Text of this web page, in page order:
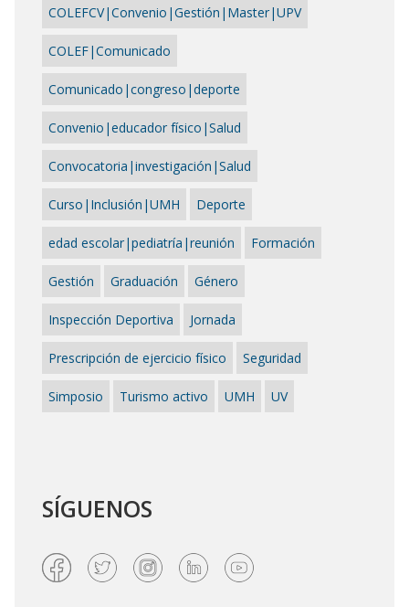
COLEFCV|Convenio|Gestión|Master|UPV
COLEF|Comunicado
Comunicado|congreso|deporte
Convenio|educador físico|Salud
Convocatoria|investigación|Salud
Curso|Inclusión|UMH Deporte
edad escolar|pediatría|reunión Formación
Gestión Graduación Género
Inspección Deportiva Jornada
Prescripción de ejercicio físico Seguridad
Simposio Turismo activo UMH UV
SÍGUENOS